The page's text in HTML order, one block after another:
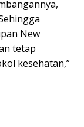
New
tetap
kesehatan,”